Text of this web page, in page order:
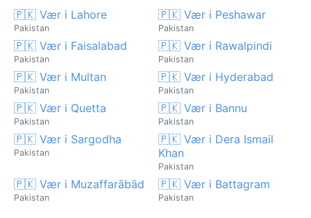
🇵🇰 Vær i Lahore
Pakistan
🇵🇰 Vær i Peshawar
Pakistan
🇵🇰 Vær i Faisalabad
Pakistan
🇵🇰 Vær i Rawalpindi
Pakistan
🇵🇰 Vær i Multan
Pakistan
🇵🇰 Vær i Hyderabad
Pakistan
🇵🇰 Vær i Quetta
Pakistan
🇵🇰 Vær i Bannu
Pakistan
🇵🇰 Vær i Sargodha
Pakistan
🇵🇰 Vær i Dera Ismail
Khan
Pakistan
🇵🇰 Vær i Muzaffarābād
Pakistan
🇵🇰 Vær i Battagram
Pakistan